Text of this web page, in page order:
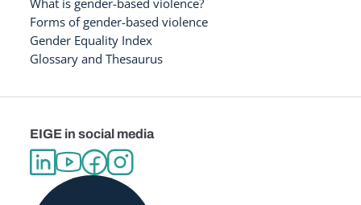
What is gender-based violence?
Forms of gender-based violence
Gender Equality Index
Glossary and Thesaurus
EIGE in social media